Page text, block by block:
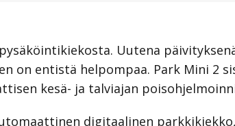
Uutena
on entistä helpompaa. Park Mini 2
kesä- ja talviajan
digitaalinen